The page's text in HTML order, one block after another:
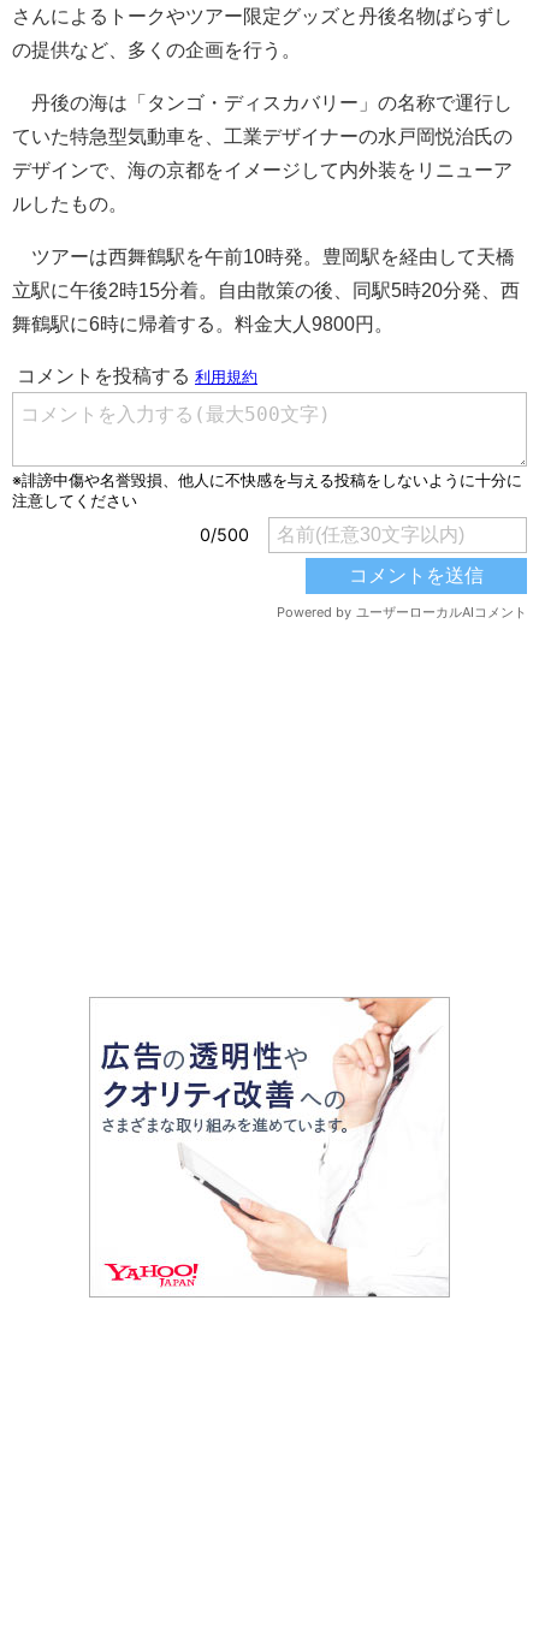
さんによるトークやツアー限定グッズと丹後名物ばらずし
の提供など、多くの企画を行う。
丹後の海は「タンゴ・ディスカバリー」の名称で運行し
ていた特急型気動車を、工業デザイナーの水戸岡悦治氏の
デザインで、海の京都をイメージして内外装をリニューア
ルしたもの。
ツアーは西舞鶴駅を午前10時発。豊岡駅を経由して天橋
立駅に午後2時15分着。自由散策の後、同駅5時20分発、西
舞鶴駅に6時に帰着する。料金大人9800円。